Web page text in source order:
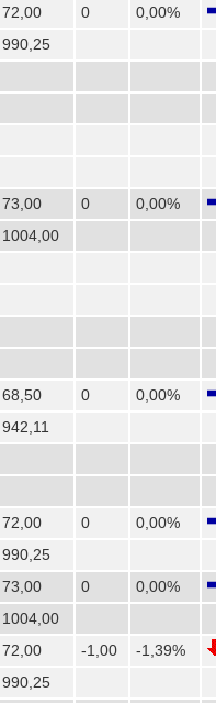
72,00 0
0,00%
990,25
73,00 0
0,00%
1004,00
68,50 0
0,00%
942,11
72,00 0
0,00%
990,25
73,00 0
0,00%
1004,00
72,00 -1,00
-1,39%
990,25